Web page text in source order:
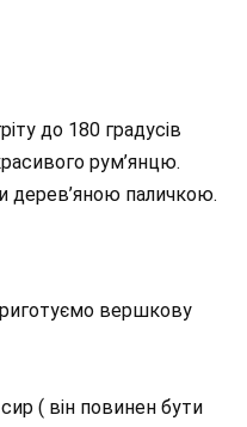
до 180 градусів
рум’янцю.
дерев’яною паличкою.
вершкову
( він повинен бути